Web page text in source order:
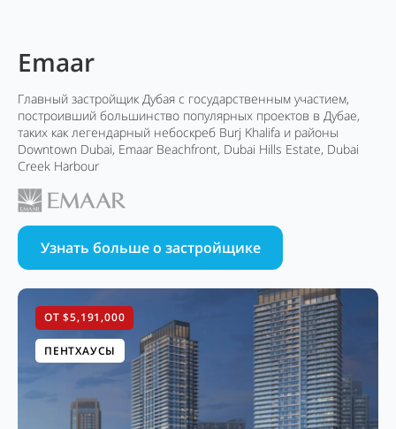
Emaar
Главный застройщик Дубая с государственным участием,
построивший большинство популярных проектов в Дубае,
таких как легендарный небоскреб Burj Khalifa и районы
Downtown Dubai, Emaar Beachfront, Dubai Hills Estate, Dubai
Creek Harbour
Узнать больше о застройщике
ОТ $5,191,000
ПЕНТХАУСЫ